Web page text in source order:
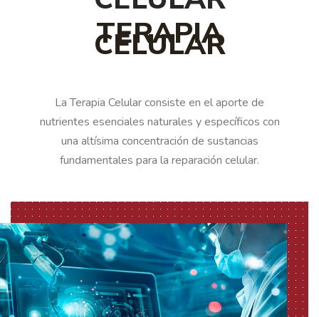
TERAPIA
CELULAR
La Terapia Celular consiste en el aporte de
nutrientes esenciales naturales y específicos con
una altísima concentración de sustancias
fundamentales para la reparación celular.